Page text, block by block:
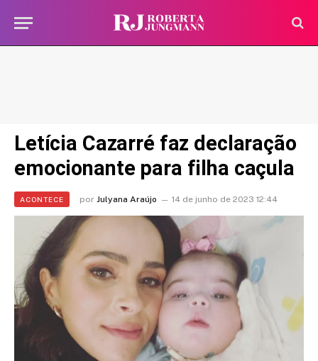
Letícia Cazarré faz declaração
emocionante para filha caçula
ACONTECE por Julyana Araújo 14 de junho de 2023 12:44